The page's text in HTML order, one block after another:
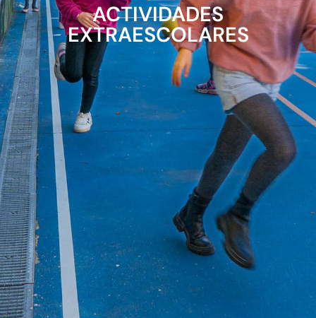
ACTIVIDADES
EXTRAESCOLARES